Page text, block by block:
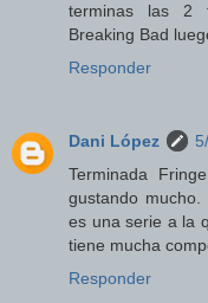
terminas las 2
Breaking Bad
Responder
Dani López
Terminada
gustando mucho.
es una serie a la
tiene mucha
Responder